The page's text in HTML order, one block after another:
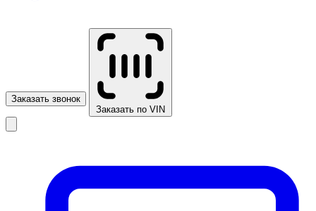
Заказать звонок
Заказать по VIN